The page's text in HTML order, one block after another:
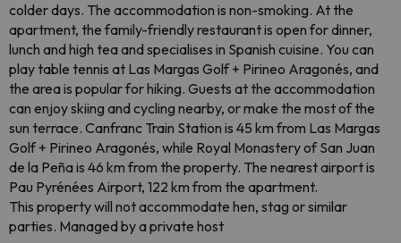
colder days. The accommodation is non-smoking. At the
apartment, the family-friendly restaurant is open for dinner,
lunch and high tea and specialises in Spanish cuisine. You can
play table tennis at Las Margas Golf + Pirineo Aragonés, and
the area is popular for hiking. Guests at the accommodation
can enjoy skiing and cycling nearby, or make the most of the
sun terrace. Canfranc Train Station is 45 km from Las Margas
Golf + Pirineo Aragonés, while Royal Monastery of San Juan
de la Peña is 46 km from the property. The nearest airport is
Pau Pyrénées Airport, 122 km from the apartment.
This property will not accommodate hen, stag or similar
parties. Managed by a private host